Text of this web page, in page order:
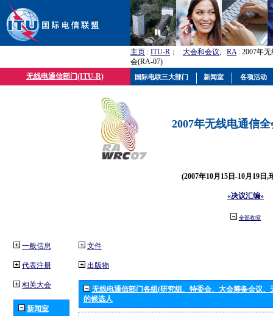
主页 : ITU-R ； : 大会和会议; : RA: 2007年
会(RA-07)
无线电通信部门(ITU-R)
2007年无线电通信
(2007年10月15日-10月19日,
«决议汇编»
全部收缩
一般信息
代表注册
相关大会
新闻室
文件
出版物
无线电通信部门各组(研究组、特委会、大会筹备会议
的候选人
国际电联三大部门 新闻室 各项活动